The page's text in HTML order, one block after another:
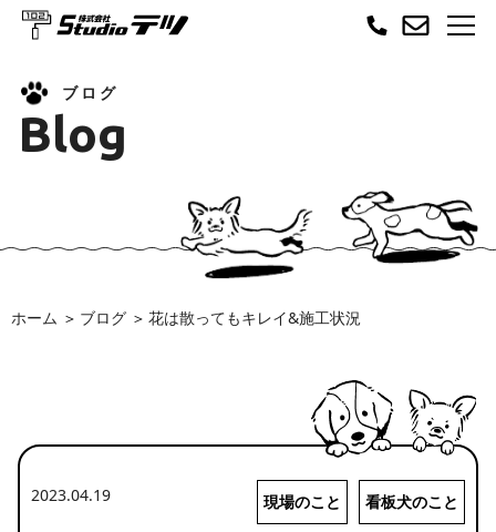
ブログ
Blog
ホーム ブログ 花は散ってもキレイ&施工状況
2023.04.19 現場のこと 看板犬のこと